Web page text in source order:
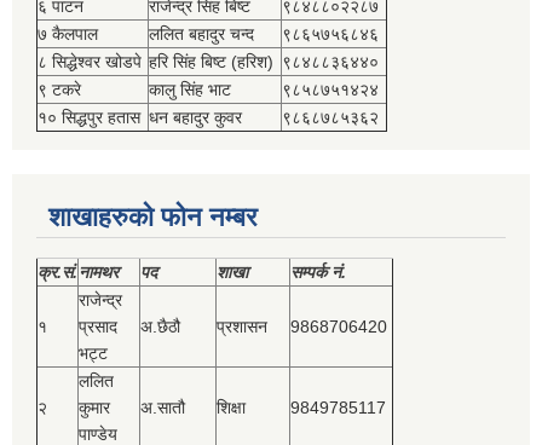
६ पाटन राजेन्द्र सिंह बिष्‍ट
९८४८८०२२८७
७ कैलपाल
ललित बहादुर चन्द
९८६५७५६८४६
८ सिद्धेश्‍वर खोडपे हरि सिंह बिष्‍ट (हरिश) ९८४८८३६४४०
९ टकरे
कालु सिंह भाट
९८५८७५१४२४
१० सिद्धपुर हतास धन बहादुर कुवर ९८६८७८५३६२
शाखाहरुको फोन नम्बर
क्र.सं.नामथर पद शाखा सम्‍पर्क नं.
१
राजेन्द्र
प्रसाद
भट्ट
अ.छैठौ प्रशासन 9868706420
२
ललित
कुमार
पाण्डेय
अ.सातौ शिक्षा 9849785117